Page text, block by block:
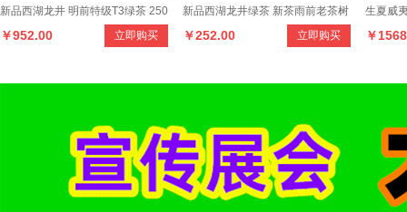
新品西湖龙井 明前特级T3绿茶 250
克传统纸包茶叶 立即购买
￥952.00
新品西湖龙井绿茶 新茶雨前老茶树
群体种150克礼盒装茶叶立即购买
￥252.00
生夏威
25KG一
￥